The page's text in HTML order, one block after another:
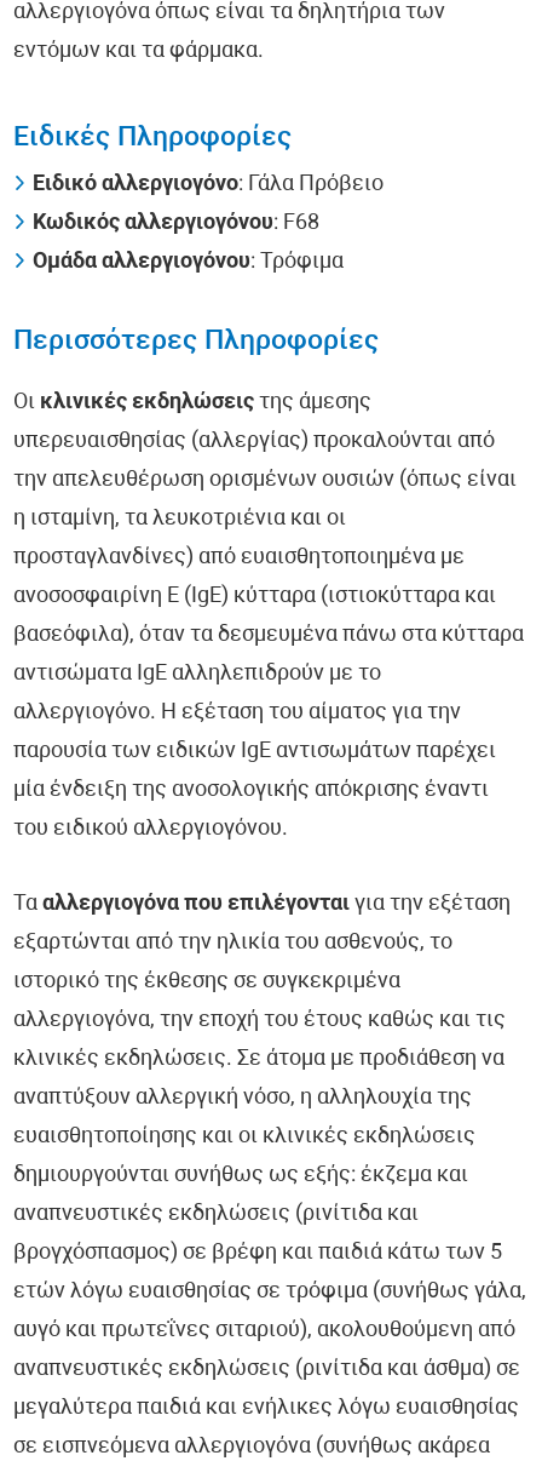
αλλεργιογόνα όπως είναι τα δηλητήρια των
εντόμων και τα φάρμακα.
Ειδικές Πληροφορίες
Ειδικό αλλεργιογόνο: Γάλα Πρόβειο
Κωδικός αλλεργιογόνου: F68
Ομάδα αλλεργιογόνου: Τρόφιμα
Περισσότερες Πληροφορίες
Οι κλινικές εκδηλώσεις της άμεσης
υπερευαισθησίας (αλλεργίας) προκαλούνται από
την απελευθέρωση ορισμένων ουσιών (όπως είναι
η ισταμίνη, τα λευκοτριένια και οι
προσταγλανδίνες) από ευαισθητοποιημένα με
ανοσοσφαιρίνη Ε (IgE) κύτταρα (ιστιοκύτταρα και
βασεόφιλα), όταν τα δεσμευμένα πάνω στα κύτταρα
αντισώματα IgE αλληλεπιδρούν με το
αλλεργιογόνο. Η εξέταση του αίματος για την
παρουσία των ειδικών IgE αντισωμάτων παρέχει
μία ένδειξη της ανοσολογικής απόκρισης έναντι
του ειδικού αλλεργιογόνου.
Τααλλεργιογόνα που επιλέγονται για την εξέταση
εξαρτώνται από την ηλικία του ασθενούς, το
ιστορικό της έκθεσης σε συγκεκριμένα
αλλεργιογόνα, την εποχή του έτους καθώς και τις
κλινικές εκδηλώσεις. Σε άτομα με προδιάθεση να
αναπτύξουν αλλεργική νόσο, η αλληλουχία της
ευαισθητοποίησης και οι κλινικές εκδηλώσεις
δημιουργούνται συνήθως ως εξής: έκζεμα και
αναπνευστικές εκδηλώσεις (ρινίτιδα και
βρογχόσπασμος) σε βρέφη και παιδιά κάτω των 5
ετών λόγω ευαισθησίας σε τρόφιμα (συνήθως γάλα,
αυγό και πρωτεΐνες σιταριού), ακολουθούμενη από
αναπνευστικές εκδηλώσεις (ρινίτιδα και άσθμα) σε
μεγαλύτερα παιδιά και ενήλικες λόγω ευαισθησίας
σε εισπνεόμενα αλλεργιογόνα (συνήθως ακάρεα